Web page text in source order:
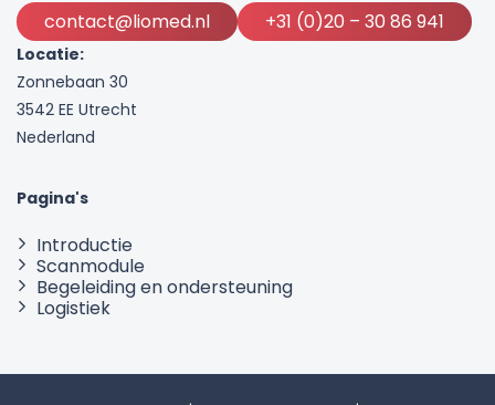
contact@liomed.nl +31 (0)20 – 30 86 941
Locatie:
Zonnebaan 30
3542 EE Utrecht
Nederland
Pagina's
Introductie
Scanmodule
Begeleiding en ondersteuning
Logistiek